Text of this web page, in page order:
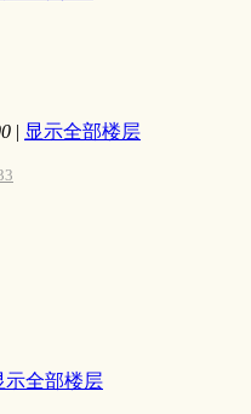
| 显示全部楼层
示全部楼层